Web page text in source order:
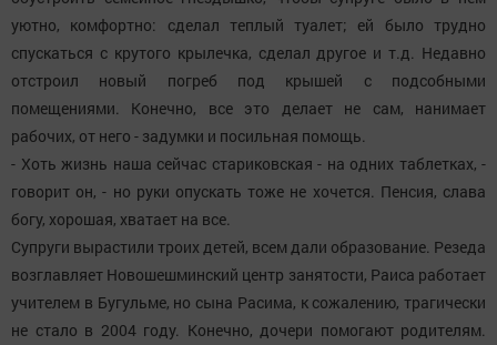
уютно, комфортно: сделал теплый туалет; ей было трудно
спускаться с крутого крылечка, сделал другое и т.д. Недавно
отстроил новый погреб под крышей с подсобными
помещениями. Конечно, все это делает не сам, нанимает
рабочих, от него - задумки и посильная помощь.
- Хоть жизнь наша сейчас стариковская - на одних таблетках, -
говорит он, - но руки опускать тоже не хочется. Пенсия, слава
богу, хорошая, хватает на все.
Супруги вырастили троих детей, всем дали образование. Резеда
возглавляет Новошешминский центр занятости, Раиса работает
учителем в Бугульме, но сына Расима, к сожалению, трагически
не стало в 2004 году. Конечно, дочери помогают родителям.